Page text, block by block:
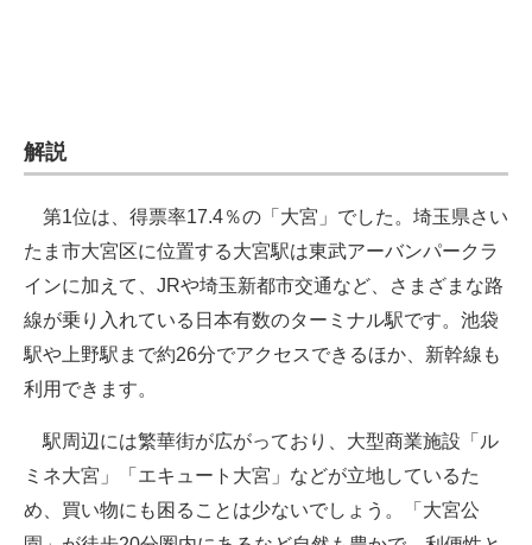
建設×テクノロジーの最前線
ちょっと気になるネットの話題
解説
第1位は、得票率17.4％の「大宮」でした。埼玉県さい
たま市大宮区に位置する大宮駅は東武アーバンパークラ
インに加えて、JRや埼玉新都市交通など、さまざまな路
線が乗り入れている日本有数のターミナル駅です。池袋
駅や上野駅まで約26分でアクセスできるほか、新幹線も
利用できます。
駅周辺には繁華街が広がっており、大型商業施設「ル
ミネ大宮」「エキュート大宮」などが立地しているた
め、買い物にも困ることは少ないでしょう。「大宮公